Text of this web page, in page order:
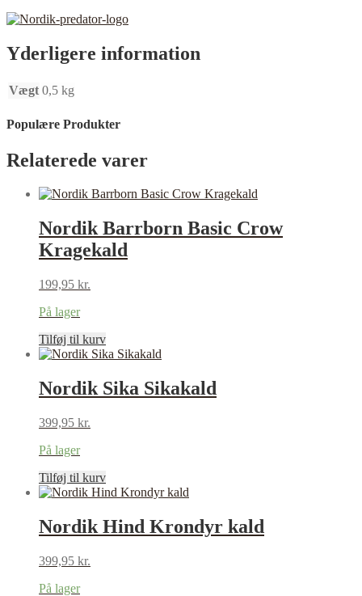
Yderligere information
Vægt 0,5 kg
Populære Produkter
Relaterede varer
Nordik Barrborn Basic Crow
Kragekald
199,95 kr.
På lager
Tilføj til kurv
Nordik Sika Sikakald
399,95 kr.
På lager
Tilføj til kurv
Nordik Hind Krondyr kald
399,95 kr.
På lager